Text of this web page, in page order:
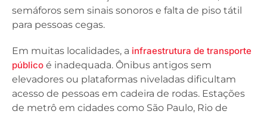
semáforos sem sinais sonoros e falta de piso tátil
para pessoas cegas.
Em muitas localidades, a infraestrutura de transporte
público é inadequada. Ônibus antigos sem
elevadores ou plataformas niveladas dificultam
acesso de pessoas em cadeira de rodas. Estações
de metrô em cidades como São Paulo, Rio de